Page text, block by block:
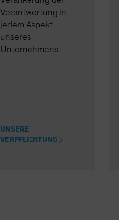
Verantwortung in
jedem Aspekt
unseres
Unternehmens.
UNSERE
VERPFLICHTUNG